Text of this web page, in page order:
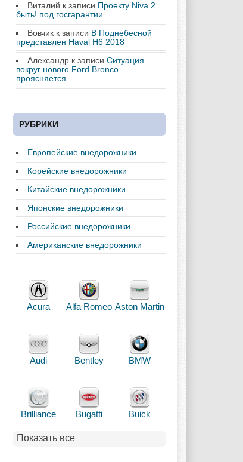
Виталий к записи Проекту Niva 2
быть! под госгарантии
Вовчик к записи В Поднебесной
представлен Haval H6 2018
Александр к записи Ситуация
вокруг нового Ford Bronco
проясняется
РУБРИКИ
Европейские внедорожники
Корейские внедорожники
Китайские внедорожники
Японские внедорожники
Российские внедорожники
Американские внедорожники
Acura Alfa Romeo Aston Martin
Audi Bentley BMW
Brilliance Bugatti Buick
Показать все